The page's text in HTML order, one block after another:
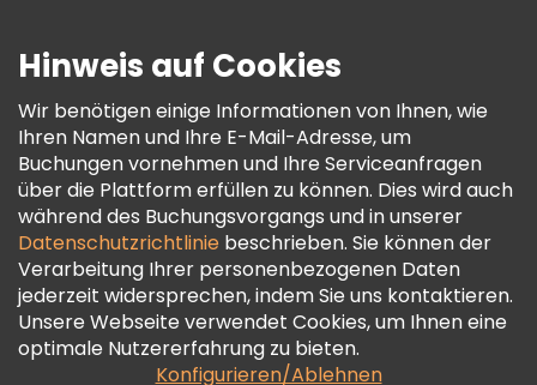
AGB Und Rechtliches
Cookie-Richtlinie
Freetour Auszeichnungen
Treueprogramm
Hinweis auf Cookies
Wir benötigen einige Informationen von Ihnen, wie
Ihren Namen und Ihre E-Mail-Adresse, um
Buchungen vornehmen und Ihre Serviceanfragen
über die Plattform erfüllen zu können. Dies wird auch
während des Buchungsvorgangs und in unserer
Datenschutzrichtlinie beschrieben. Sie können der
Verarbeitung Ihrer personenbezogenen Daten
jederzeit widersprechen, indem Sie uns kontaktieren.
Unsere Webseite verwendet Cookies, um Ihnen eine
optimale Nutzererfahrung zu bieten.
Konfigurieren/Ablehnen